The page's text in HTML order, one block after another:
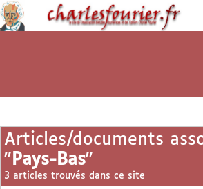
Articles/documents
" Pays-Bas"
3 articles trouvés dans ce site